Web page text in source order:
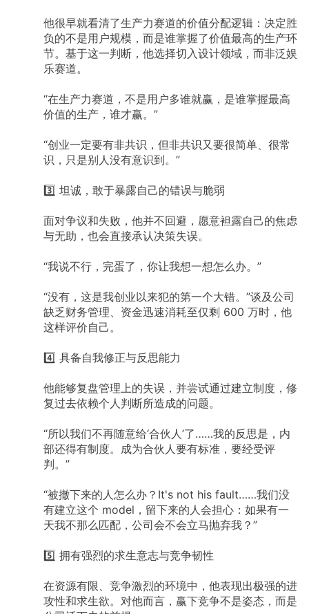
他很早就看清了生产力赛道的价值分配逻辑：决定胜
负的不是用户规模，而是谁掌握了价值最高的生产环
节。基于这一判断，他选择切入设计领域，而非泛娱
乐赛道。
“在生产力赛道，不是用户多谁就赢，是谁掌握最高
价值的生产，谁才赢。”
“创业一定要有非共识，但非共识又要很简单、很常
识，只是别人没有意识到。”
3️⃣ 坦诚，敢于暴露自己的错误与脆弱
面对争议和失败，他并不回避，愿意袒露自己的焦虑
与无助，也会直接承认决策失误。
“我说不行，完蛋了，你让我想一想怎么办。”
“没有，这是我创业以来犯的第一个大错。”谈及公司
缺乏财务管理、资金迅速消耗至仅剩 600 万时，他
这样评价自己。
4️⃣ 具备自我修正与反思能力
他能够复盘管理上的失误，并尝试通过建立制度，修
复过去依赖个人判断所造成的问题。
“所以我们不再随意给‘合伙人’了……我的反思是，内
部还得有制度。成为合伙人要有标准，要经受评
判。”
“被撤下来的人怎么办？It's not his fault……我们没
有建立这个 model，留下来的人会担心：如果有一
天我不那么匹配，公司会不会立马抛弃我？”
5️⃣ 拥有强烈的求生意志与竞争韧性
在资源有限、竞争激烈的环境中，他表现出极强的进
攻性和求生欲。对他而言，赢下竞争不是姿态，而是